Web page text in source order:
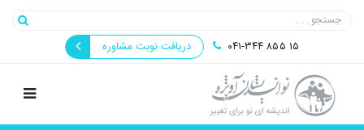
۰۴۱-۳۴۴ ۸۵۵ ۱۵ دریافت نوبت مشاوره